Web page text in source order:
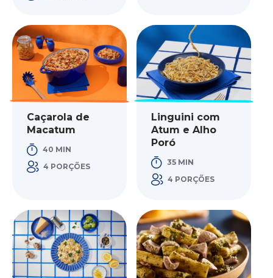
Caçarola de
Macatum
40 MIN
4 PORÇÕES
Linguini com
Atum e Alho
Poró
35 MIN
4 PORÇÕES